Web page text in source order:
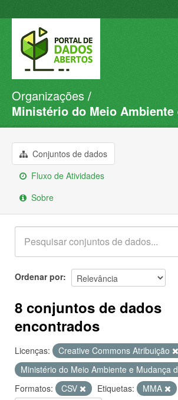
Conjuntos de dados
Organizações
Sobre
Organizações
Ministério do Meio Ambiente
Conjuntos de dados
Fluxo de Atividades
Sobre
Ordenar por
8 conjuntos de dados
encontrados
Licenças: Creative Commons Atribuição
Ministério do Meio Ambiente e Mudança
Formatos:
CSV Etiquetas:
MMA